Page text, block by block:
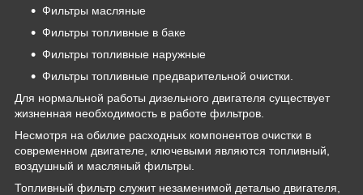
Фильтры масляные
Фильтры топливные в баке
Фильтры топливные наружные
Фильтры топливные предварительной очистки.
Для нормальной работы дизельного двигателя существует
жизненная необходимость в работе фильтров.
Несмотря на обилие расходных компонентов очистки в
современном двигателе, ключевыми являются топливный,
воздушный и масляный фильтры.
Топливный фильтр служит незаменимой деталью двигателя,